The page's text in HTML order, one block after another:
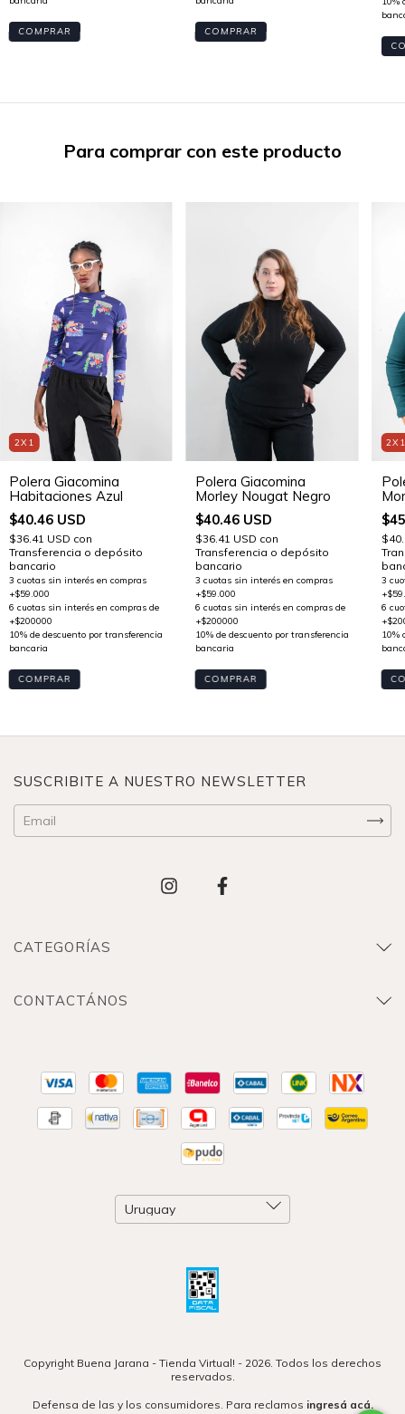
COMPRAR COMPRAR
Para comprar con este producto
2X1
Polera Giacomina
Habitaciones Azul
$40.46 USD
$36.41 USD con
Transferencia o depósito
bancario
COMPRAR
Polera Giacomina
Morley Nougat Negro
$40.46 USD
$36.41 USD con
Transferencia o depósito
bancario
COMPRAR
SUSCRIBITE A NUESTRO NEWSLETTER
CATEGORÍAS
CONTACTÁNOS
Copyright Buena Jarana - Tienda Virtual! - 2026. Todos los derechos
reservados.
Defensa de las y los consumidores. Para reclamos ingresá acá.